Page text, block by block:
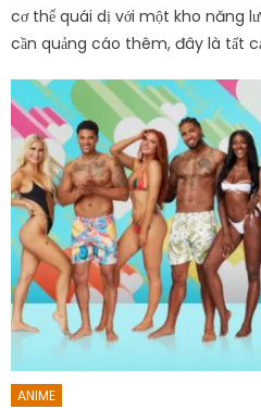
cơ thể quái dị với một kho năng
cần quảng cáo thêm, đây là tất
ANIME